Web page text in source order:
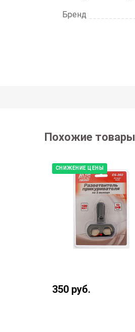
Бренд
Похожие товары
СНИЖЕНИЕ ЦЕНЫ
350 руб.